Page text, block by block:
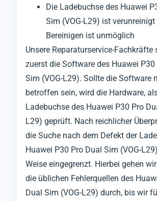
Die Ladebuchse des Huawei
Sim (VOG-L29) ist verunreinigt
Bereinigen ist unmöglich
Unsere Reparaturservice-Fachkräfte
zuerst die Software des Huawei P30
Sim (VOG-L29). Sollte die Software
betroffen sein, wird die Hardware,
Ladebuchse des Huawei P30 Pro
L29) geprüft. Nach reichlicher
die Suche nach dem Defekt der
Huawei P30 Pro Dual Sim (VOG-
Weise eingegrenzt. Hierbei gehen
die üblichen Fehlerquellen des
Dual Sim (VOG-L29) durch, bis wir